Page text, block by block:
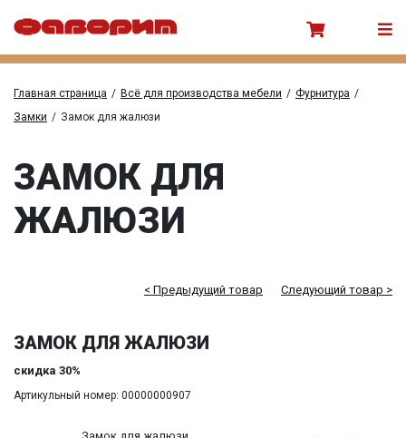
Главная страница / Всё для производства мебели / Фурнитура /
Замки / Замок для жалюзи
ЗАМОК ДЛЯ
ЖАЛЮЗИ
< Предыдущий товар Следующий товар >
ЗАМОК ДЛЯ ЖАЛЮЗИ
скидка 30%
Артикульный номер: 00000000907